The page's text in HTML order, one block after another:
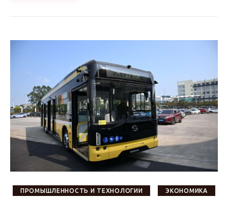
ПРОМЫШЛЕННОСТЬ И ТЕХНОЛОГИИ ЭКОНОМИКА